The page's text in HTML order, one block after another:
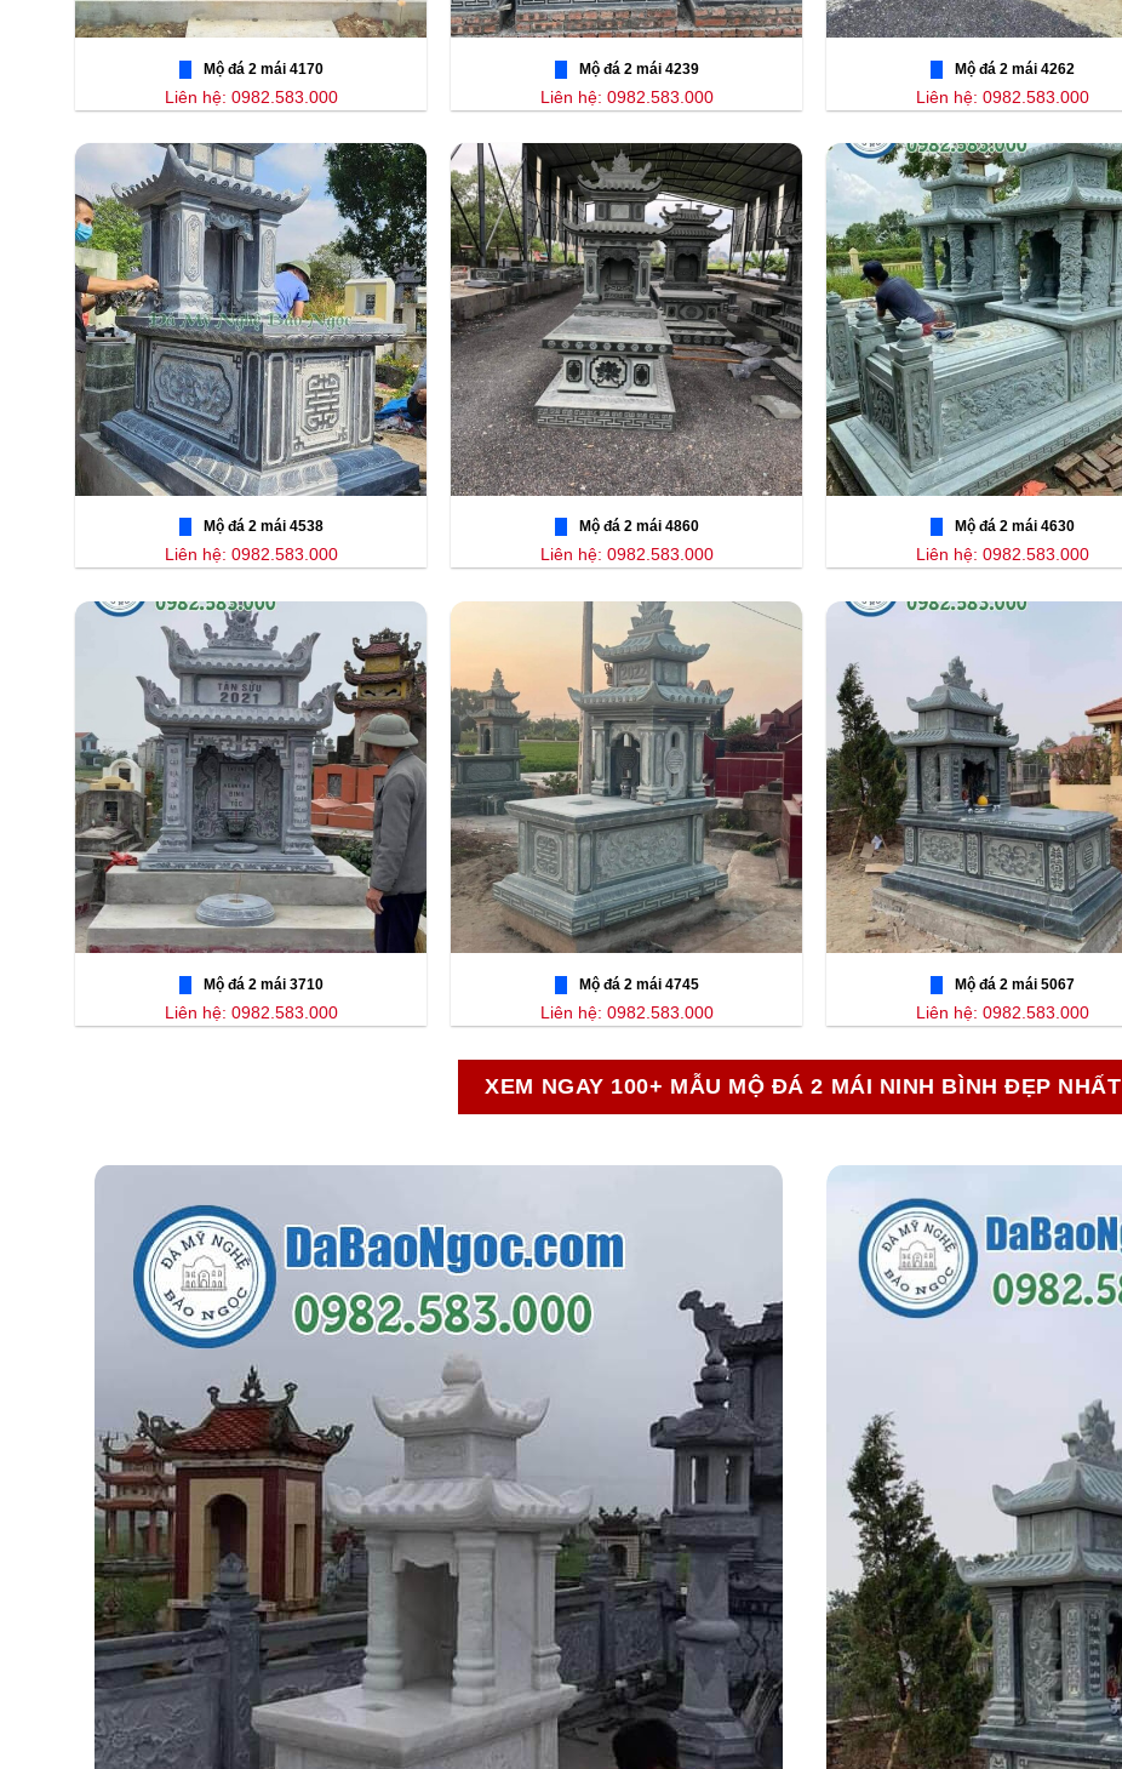
Mộ đá 2 mái 4170
Liên hệ: 0982.583.000
Mộ đá 2 mái 4239
Liên hệ: 0982.583.000
Mộ đá 2 mái 4262
Liên hệ: 0982.583.000
Mộ đá 2 mái 4538
Liên hệ: 0982.583.000
Mộ đá 2 mái 4860
Liên hệ: 0982.583.000
Mộ đá 2 mái 4630
Liên hệ: 0982.583.000
Mộ đá 2 mái 3710
Liên hệ: 0982.583.000
Mộ đá 2 mái 4745
Liên hệ: 0982.583.000
Mộ đá 2 mái 5067
Liên hệ: 0982.583.000
XEM NGAY 100+ MẪU MỘ ĐÁ 2 MÁI NINH BÌNH ĐẸP NHẤT